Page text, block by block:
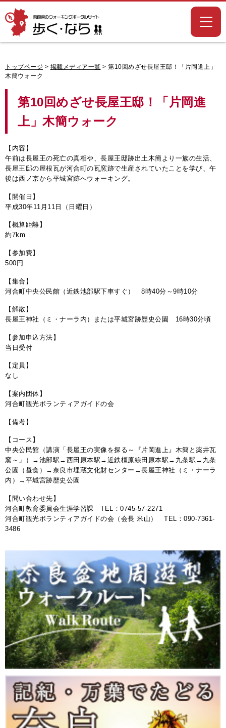
奈良県のウォー
キングポータル
サイト「歩く・
なら」
トップページ > 掲載メディア一覧 > 第10回めざせ長屋王邸！「片岡進上」
木簡ウォーク
第10回めざせ長屋王邸！「片岡進
上」木簡ウォーク
【内容】
午前は長屋王の死亡の真相や、長屋王邸跡出土木簡より一族の生活、
長屋王邸の屋根瓦が河合町の瓦窯跡で生産されていたことを学び、午
後は西ノ京から平城宮跡へウォーキング。
【開催日】
平成30年11月11日（日曜日）
【概算距離】
約7km
【参加費】
500円
【集合】
河合町中央公民館（近鉄池部駅下車すぐ） 8時40分～9時10分
【解散】
長屋王神社（ミ・ナーラ内）または平城宮跡歴史公園 16時30分頃
【参加申込方法】
当日受付
【定員】
なし
【案内団体】
河合町観光ボランティアガイドの会
【備考】
【コース】
中央公民館（講演「長屋王の実像を探る～『片岡進上』木簡と薬井瓦
窯～」）→池部駅→西田原本駅→近鉄橿原線田原本駅→九条駅→九条
公園（昼食）→奈良市埋蔵文化財センター→長屋王神社（ミ・ナーラ
内）→平城宮跡歴史公園
【問い合わせ先】
河合町教育委員会生涯学習課 TEL：0745-57-2271
河合町観光ボランティアガイドの会（会長 米山） TEL：090-7361-
3486